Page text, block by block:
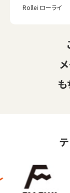
Rollei ローライ